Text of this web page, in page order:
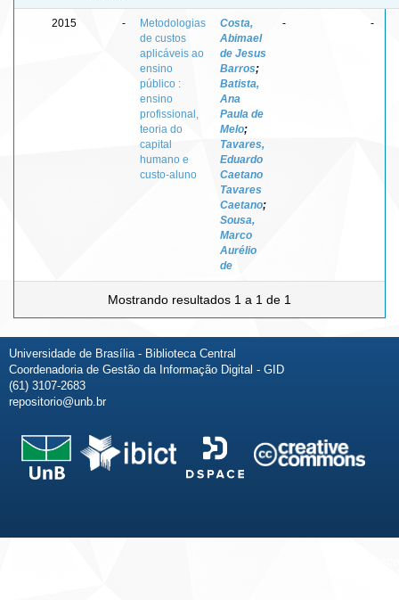
2015 -
Metodologias
de custos
aplicáveis ao
ensino
público :
ensino
profissional,
teoria do
capital
humano e
custo-aluno
Costa,
Abimael
de Jesus
Barros;
Batista,
Ana
Paula de
Melo;
Tavares,
Eduardo
Caetano
Tavares
Caetano;
Sousa,
Marco
Aurélio
de
- -
Mostrando resultados 1 a 1 de 1
Universidade de Brasília - Biblioteca Central
Coordenadoria de Gestão da Informação Digital - GID
(61) 3107-2683
repositorio@unb.br